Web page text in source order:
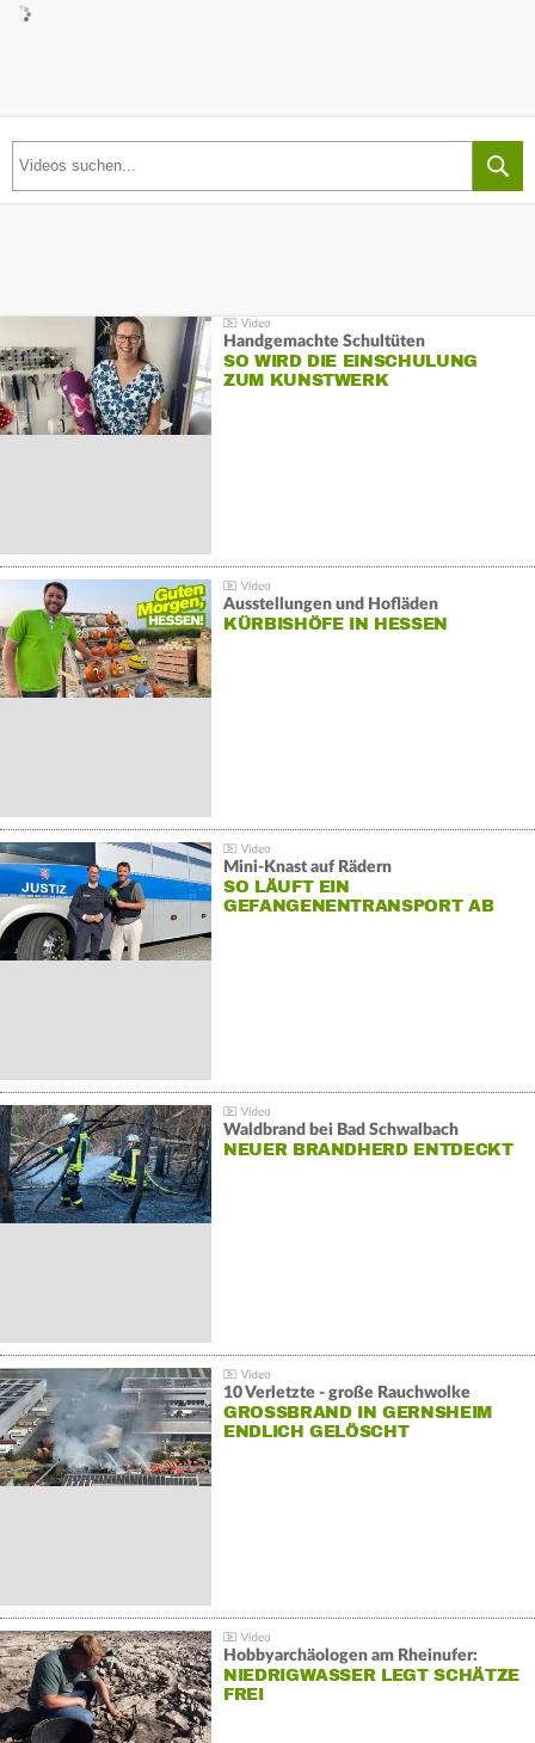
Handgemachte Schultüten
SO WIRD DIE EINSCHULUNG
ZUM KUNSTWERK
Ausstellungen und Hofläden
KÜRBISHÖFE IN HESSEN
Mini-Knast auf Rädern
SO LÄUFT EIN
GEFANGENENTRANSPORT AB
Waldbrand bei Bad Schwalbach
NEUER BRANDHERD ENTDECKT
10 Verletzte - große Rauchwolke
GROSSBRAND IN GERNSHEIM E
NDLICH GELÖSCHT
Hobbyarchäologen am Rheinufer:
NIEDRIGWASSER LEGT SCHÄTZE
FREI